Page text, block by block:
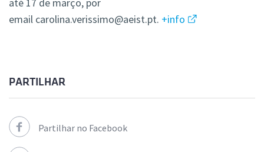
até 17 de março, por
email carolina.verissimo@aeist.pt. +info
PARTILHAR
Partilhar no Facebook